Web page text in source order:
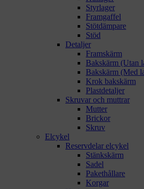
Styrlager
Framgaffel
Stötdämpare
Stöd
Detaljer
Framskärm
Bakskärm (Utan
Bakskärm (Med
Krok bakskärm
Plastdetaljer
Skruvar och muttrar
Mutter
Brickor
Skruv
Elcykel
Reservdelar elcykel
Stänkskärm
Sadel
Pakethållare
Korgar